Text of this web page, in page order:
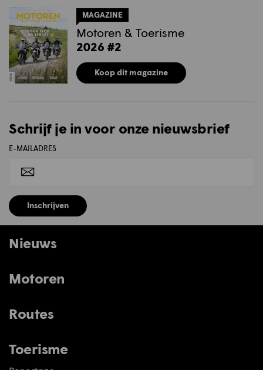
MAGAZINE
Motoren & Toerisme
2026 #2
Koop dit magazine
Schrijf je in voor onze nieuwsbrief
E-MAILADRES
Inschrijven
Nieuws
Motoren
Routes
Toerisme